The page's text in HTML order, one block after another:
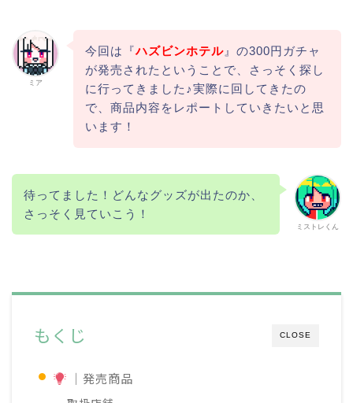
ミア
今回は『ハズビンホテル』の300円ガチャ
が発売されたということで、さっそく探し
に行ってきました♪実際に回してきたの
で、商品内容をレポートしていきたいと思
います！
ミストレくん
待ってました！どんなグッズが出たのか、
さっそく見ていこう！
CLOSE
もくじ
｜発売商品